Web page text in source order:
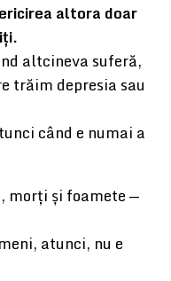
altora doar
altcineva suferă,
trăim depresia sau
când e numai a
morți și foamete —
atunci, nu e